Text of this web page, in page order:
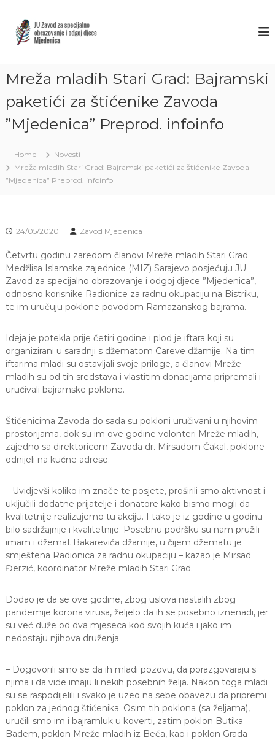
D
M
J
E
N
R
A
J
E
V
o
d
z
a
p
j
r
a
z
o
v
a
e
i
o
g
o
j
e
c
e
d
e
n
c
a
S
a
j
e
v
Mreža mladih Stari Grad: Bajramski
paketići za štićenike Zavoda
”Mjedenica” Preprod. infoinfo
Home
Novosti
Mreža mladih Stari Grad: Bajramski paketići za štićenike Zavoda
”Mjedenica” Preprod. infoinfo
24/05/2020 Zavod Mjedenica
Četvrtu godinu zaredom članovi Mreže mladih Stari Grad
Medžlisa Islamske zajednice (MIZ) Sarajevo posjećuju JU
Zavod za specijalno obrazovanje i odgoj djece ”Mjedenica”,
odnosno korisnike Radionice za radnu okupaciju na Bistriku,
te im uručuju poklone povodom Ramazanskog bajrama.
Ideja je potekla prije četiri godine i plod je iftara koji su
organizirani u saradnji s džematom Careve džamije. Na tim
iftarima mladi su ostavljali svoje priloge, a članovi Mreže
mladih su od tih sredstava i vlastitim donacijama pripremali i
uručivali bajramske poklone.
Štićenicima Zavoda do sada su pokloni uručivani u njihovim
prostorijama, dok su im ove godine volonteri Mreže mladih,
zajedno sa direktoricom Zavoda dr. Mirsadom Čakal, poklone
odnijeli na kućne adrese.
– Uvidjevši koliko im znače te posjete, proširili smo aktivnost i
uključili dodatne prijatelje i donatore kako bismo mogli da
kvalitetnije realizujemo tu akciju. I tako je iz godine u godinu
bilo sadržajnije i kvalitetnije. Posebnu podršku su nam pružili
imam i džemat Bakarevića džamije, u čijem džematu je
smještena Radionica za radnu okupaciju – kazao je Mirsad
Đerzić, koordinator Mreže mladih Stari Grad.
Dodao je da se ove godine, zbog uslova nastalih zbog
pandemije korona virusa, željelo da ih se posebno iznenadi, jer
su već duže od dva mjeseca kod svojih kuća i jako im
nedostaju njihova druženja.
– Dogovorili smo se da ih mladi pozovu, da porazgovaraju s
njima i da vide imaju li nekih posebnih želja. Nakon toga mladi
su se raspodijelili i svako je uzeo na sebe obavezu da pripremi
poklon za jednog štićenika. Osim tih poklona (sa željama),
uručili smo im i bajramluk u koverti, zatim poklon Butika
Badem, poklon Mreže mladih iz Beča, kao i poklon Grada